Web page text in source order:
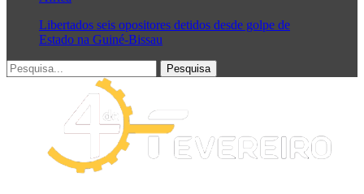
Libertados seis opositores detidos desde golpe de
Estado na Guiné-Bissau